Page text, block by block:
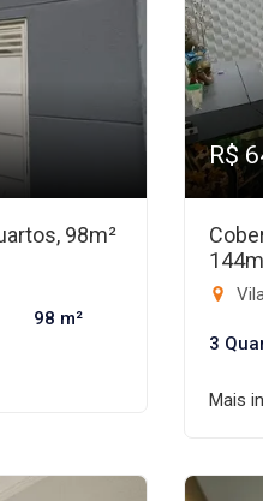
98m²
98 m²
R$
3
Mais